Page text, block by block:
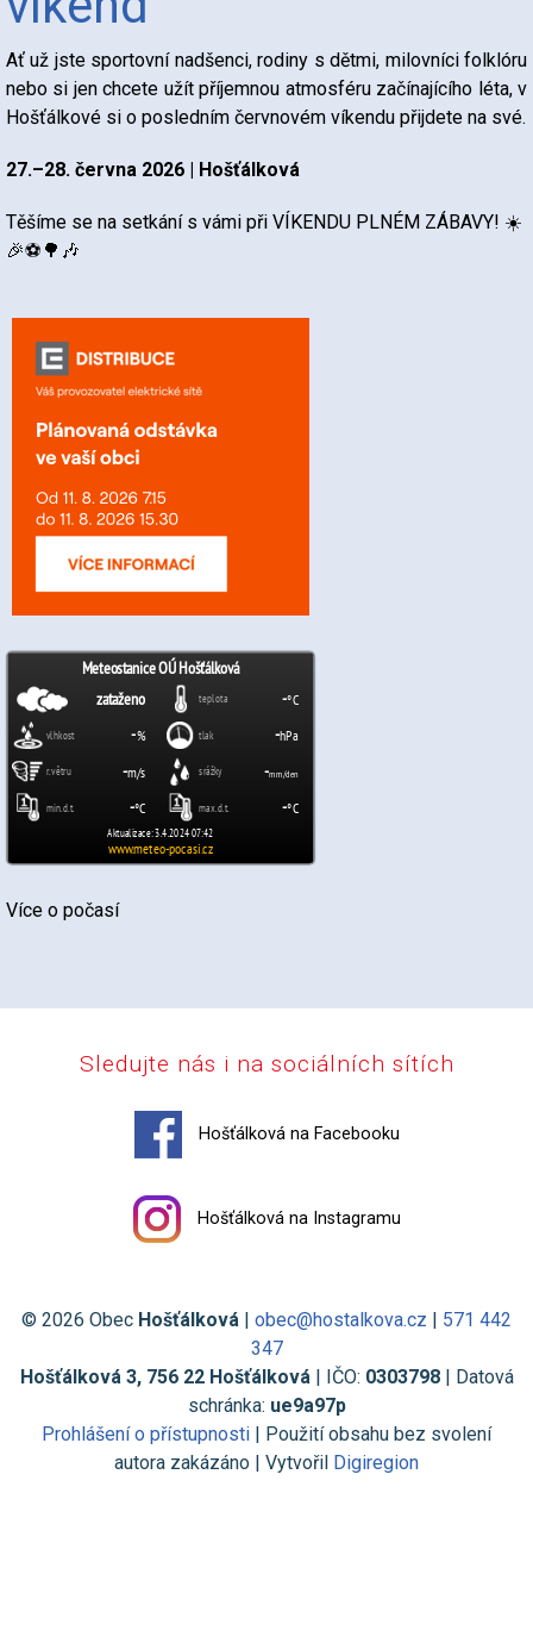
Více o počasí
Ať už jste sportovní nadšenci, rodiny s dětmi, milovníci folklóru
nebo si jen chcete užít příjemnou atmosféru začínajícího léta, v
Hošťálkové si o posledním červnovém víkendu přijdete na své.
27.–28. června 2026 | Hošťálková
Těšíme se na setkání s vámi při VÍKENDU PLNÉM ZÁBAVY! ☀️
🎉⚽🌳🎶
Sledujte nás i na sociálních sítích
Hošťálková na Facebooku
Hošťálková na Instagramu
© 2026 Obec Hošťálková obec@hostalkova.cz
571 442
347
Hošťálková 3, 756 22 Hošťálková| IČO: 0303798| Datová
schránka: ue9a97p
Prohlášení o přístupnosti | Použití obsahu bez svolení
autora zakázáno | Vytvořil Digiregion